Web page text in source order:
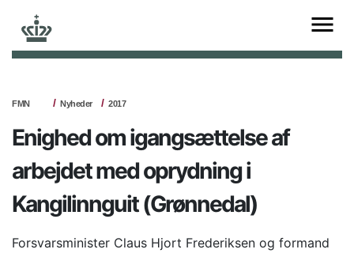
FMN Nyheder 2017
Enighed om igangsættelse af
arbejdet med oprydning i
Kangilinnguit (Grønnedal)
Forsvarsminister Claus Hjort Frederiksen og formand